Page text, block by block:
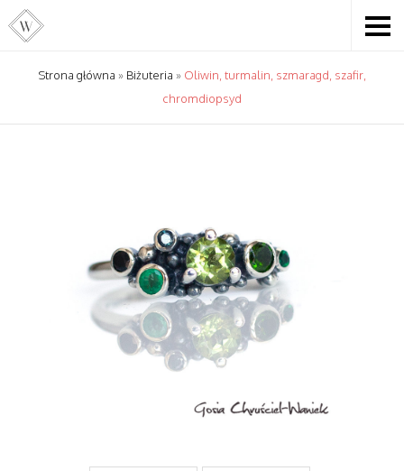
Strona główna » Biżuteria » Oliwin, turmalin, szmaragd, szafir,
chromdiopsyd